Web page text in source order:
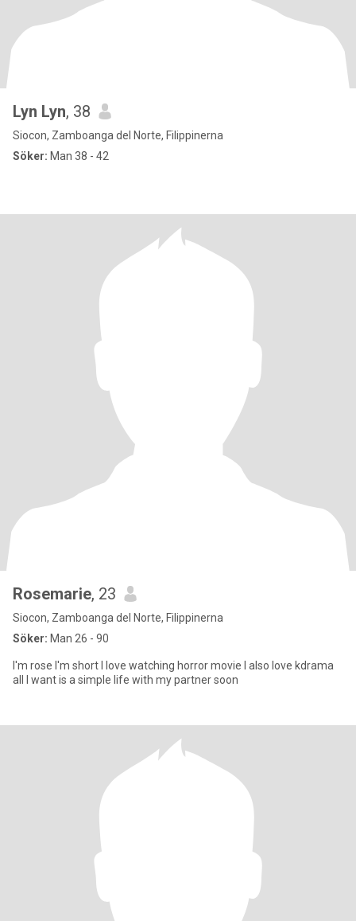
Lyn Lyn, 38
Siocon, Zamboanga del Norte, Filippinerna
Söker: Man 38 - 42
Rosemarie, 23
Siocon, Zamboanga del Norte, Filippinerna
Söker: Man 26 - 90
I'm rose I'm short I love watching horror movie I also love kdrama
all I want is a simple life with my partner soon